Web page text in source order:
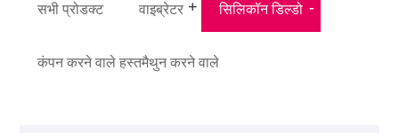
सभी प्रोडक्ट वाइब्रेटर सिलिकॉन डिल्डो
कंपन करने वाले हस्तमैथुन करने वाले